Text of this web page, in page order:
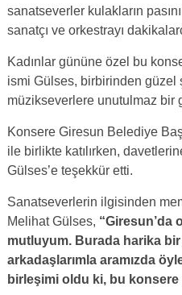
sanatseverler kulakların
sanatçı ve orkestrayı
Kadınlar gününe özel bu
ismi Gülses, birbirinden güzel
müzikseverlere unutulmaz bir
Konsere Giresun Belediye
ile birlikte katılırken,
Gülses’e teşekkür etti.
Sanatseverlerin ilgisinden
Melihat Gülses, “Giresun’da
mutluyum. Burada harika
arkadaşlarımla aramızda
birleşimi oldu ki, bu konsere